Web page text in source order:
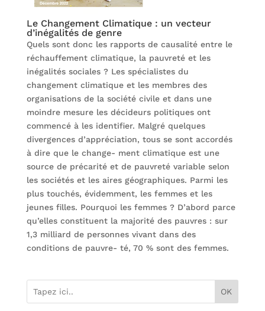
Le Changement Climatique : un vecteur
d’inégalités de genre
Quels sont donc les rapports de causalité entre le
réchauffement climatique, la pauvreté et les
inégalités sociales ? Les spécialistes du
changement climatique et les membres des
organisations de la société civile et dans une
moindre mesure les décideurs politiques ont
commencé à les identifier. Malgré quelques
divergences d’appréciation, tous se sont accordés
à dire que le change- ment climatique est une
source de précarité et de pauvreté variable selon
les sociétés et les aires géographiques. Parmi les
plus touchés, évidemment, les femmes et les
jeunes filles. Pourquoi les femmes ? D’abord parce
qu’elles constituent la majorité des pauvres : sur
1,3 milliard de personnes vivant dans des
conditions de pauvre- té, 70 % sont des femmes.
OK